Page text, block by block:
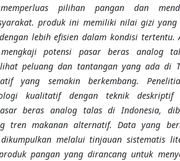
pilihan pangan dan
produk ini memiliki nilai gizi
lebih efisien dalam kondisi tertentu.
potensi pasar beras analog
peluang dan tantangan yang ada di
yang semakin berkembang.
kualitatif dengan teknik deskriptif
beras analog talas di Indonesia,
tren makanan alternatif. Data yang
melalui tinjauan sistematis
pangan yang dirancang untuk